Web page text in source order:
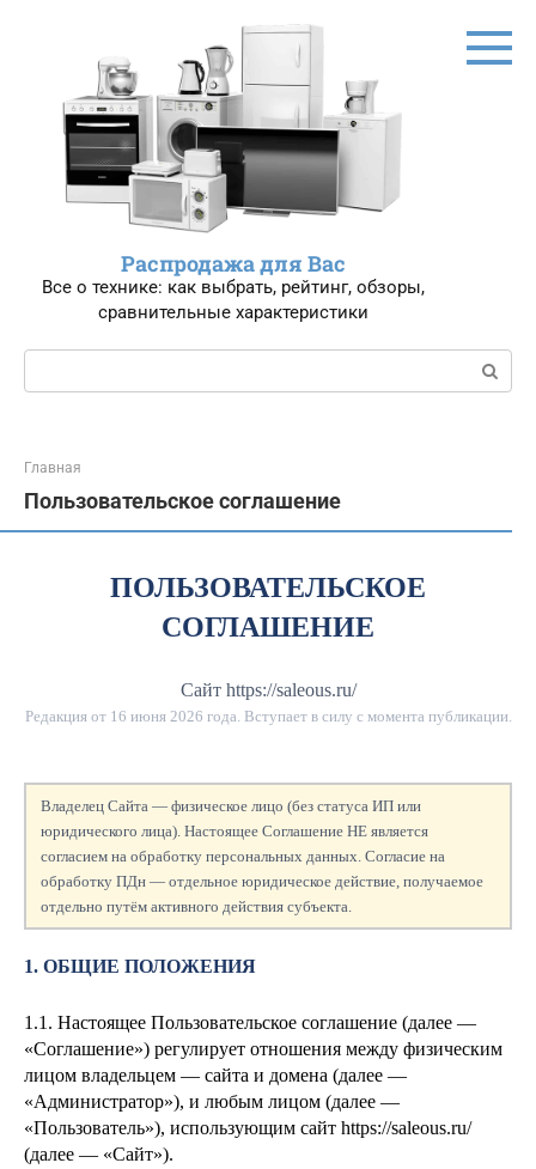
Распродажа для Вас
Все о технике: как выбрать, рейтинг, обзоры,
сравнительные характеристики
Поиск:
Главная
Пользовательское соглашение
ПОЛЬЗОВАТЕЛЬСКОЕ
СОГЛАШЕНИЕ
Сайт https://saleous.ru/
Редакция от 16 июня 2026 года. Вступает в силу с момента публикации.
Владелец Сайта — физическое лицо (без статуса ИП или
юридического лица). Настоящее Соглашение НЕ является
согласием на обработку персональных данных. Согласие на
обработку ПДн — отдельное юридическое действие, получаемое
отдельно путём активного действия субъекта.
1. ОБЩИЕ ПОЛОЖЕНИЯ
1.1. Настоящее Пользовательское соглашение (далее —
«Соглашение») регулирует отношения между физическим
лицом владельцем — сайта и домена (далее —
«Администратор»), и любым лицом (далее —
«Пользователь»), использующим сайт https://saleous.ru/
(далее — «Сайт»).